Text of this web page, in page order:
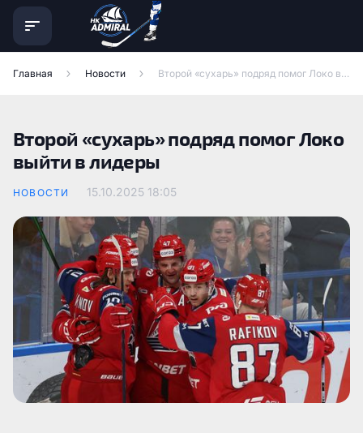
Главная Новости Второй «сухарь» подряд помог Локо выйти в лидеры
Второй «сухарь» подряд помог Локо
выйти в лидеры
НОВОСТИ 15.10.2025 18:05